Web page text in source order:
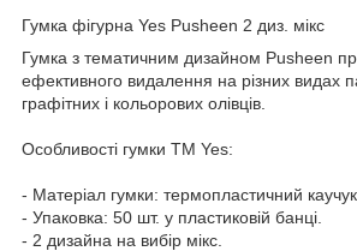
Гумка фігурна Yes Pusheen 2 диз. мікс
Гумка з тематичним дизайном Pusheen
ефективного видалення на різних видах
графітних і кольорових олівців.
Особливості гумки ТМ Yes:
- Матеріал гумки: термопластичний каучук.
- Упаковка: 50 шт. у пластиковій банці.
- 2 дизайна на вибір мікс.